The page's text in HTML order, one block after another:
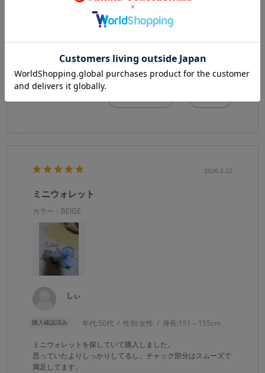
こしょーこ
購入確認済み
お札もおらずに使えるしカードもたくさん入るのにコンパクト
2026.2.22
ミニウォレット
カラー：BEIGE
しぃ
購入確認済み 年代:50代 性別:女性 身長:151～155cm
ミニウォレットを探していて購入しました。
思っていたよりしっかりしてるし、チャック部分はスムーズで
満足してます。